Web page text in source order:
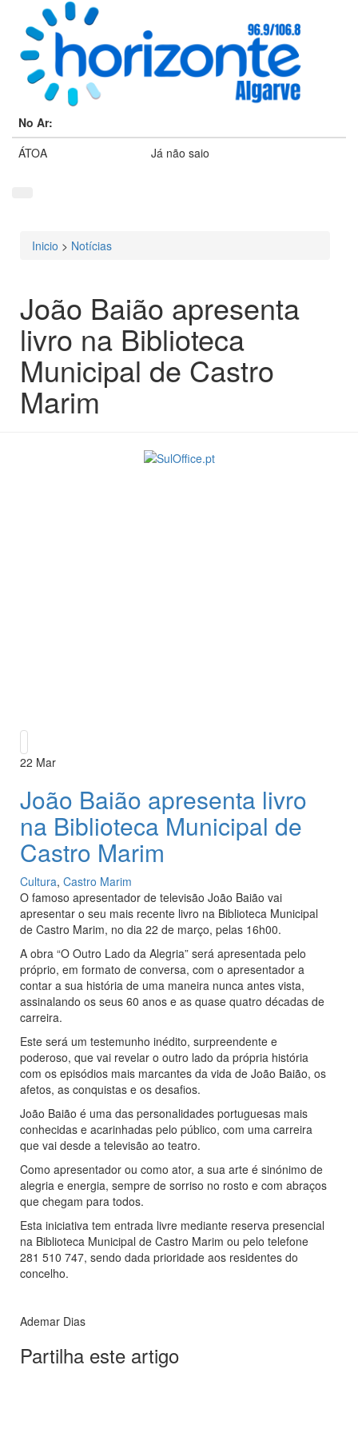
No Ar:
ÁTOA
Já não saio
Está aqui
Inicio > Notícias
João Baião apresenta
livro na Biblioteca
Municipal de Castro
Marim
22 Mar
João Baião apresenta livro
na Biblioteca Municipal de
Castro Marim
Cultura, Castro Marim
O famoso apresentador de televisão João Baião vai
apresentar o seu mais recente livro na Biblioteca Municipal
de Castro Marim, no dia 22 de março, pelas 16h00.
A obra “O Outro Lado da Alegria” será apresentada pelo
próprio, em formato de conversa, com o apresentador a
contar a sua história de uma maneira nunca antes vista,
assinalando os seus 60 anos e as quase quatro décadas de
carreira.
Este será um testemunho inédito, surpreendente e
poderoso, que vai revelar o outro lado da própria história
com os episódios mais marcantes da vida de João Baião, os
afetos, as conquistas e os desafios.
João Baião é uma das personalidades portuguesas mais
conhecidas e acarinhadas pelo público, com uma carreira
que vai desde a televisão ao teatro.
Como apresentador ou como ator, a sua arte é sinónimo de
alegria e energia, sempre de sorriso no rosto e com abraços
que chegam para todos.
Esta iniciativa tem entrada livre mediante reserva presencial
na Biblioteca Municipal de Castro Marim ou pelo telefone
281 510 747, sendo dada prioridade aos residentes do
concelho.
Ademar Dias
Partilha este artigo